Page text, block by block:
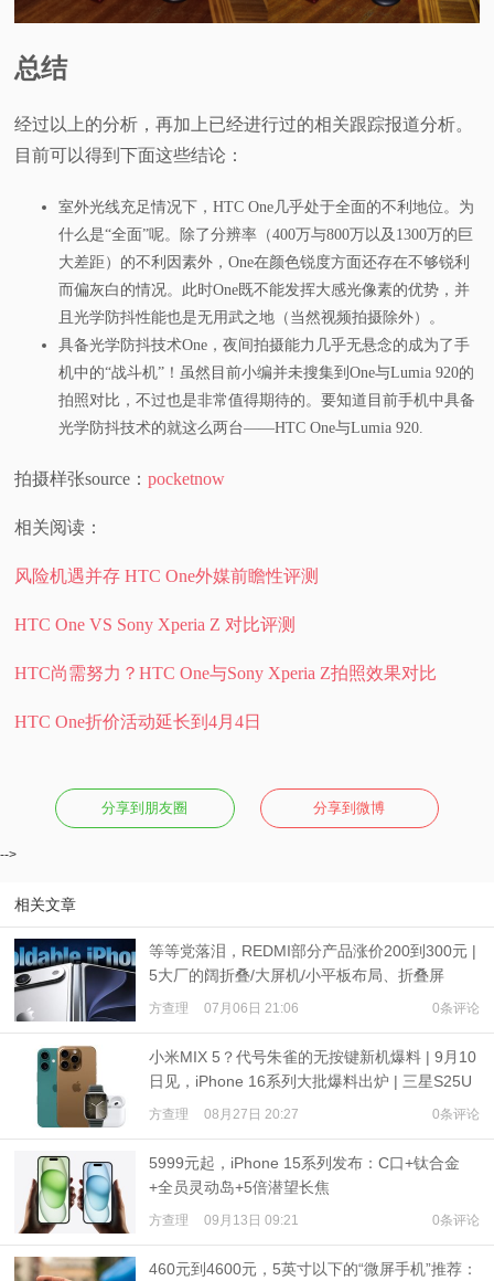
总结
经过以上的分析，再加上已经进行过的相关跟踪报道分析。
目前可以得到下面这些结论：
室外光线充足情况下，HTC One几乎处于全面的不利地位。为
什么是“全面”呢。除了分辨率（400万与800万以及1300万的巨
大差距）的不利因素外，One在颜色锐度方面还存在不够锐利
而偏灰白的情况。此时One既不能发挥大感光像素的优势，并
且光学防抖性能也是无用武之地（当然视频拍摄除外）。
具备光学防抖技术One，夜间拍摄能力几乎无悬念的成为了手
机中的“战斗机”！虽然目前小编并未搜集到One与Lumia 920的
拍照对比，不过也是非常值得期待的。要知道目前手机中具备
光学防抖技术的就这么两台——HTC One与Lumia 920.
拍摄样张source：pocketnow
相关阅读：
风险机遇并存 HTC One外媒前瞻性评测
HTC One VS Sony Xperia Z 对比评测
HTC尚需努力？HTC One与Sony Xperia Z拍照效果对比
HTC One折价活动延长到4月4日
分享到朋友圈 分享到微博
-->
相关文章
等等党落泪，REDMI部分产品涨价200到300元 |
5大厂的阔折叠/大屏机/小平板布局、折叠屏
iPhone爆料
方查理 07月06日 21:06 0条评论
小米MIX 5？代号朱雀的无按键新机爆料 | 9月10
日见，iPhone 16系列大批爆料出炉 | 三星S25U
渲染图
方查理 08月27日 20:27 0条评论
5999元起，iPhone 15系列发布：C口+钛合金
+全员灵动岛+5倍潜望长焦
方查理 09月13日 09:21 0条评论
460元到4600元，5英寸以下的“微屏手机”推荐：